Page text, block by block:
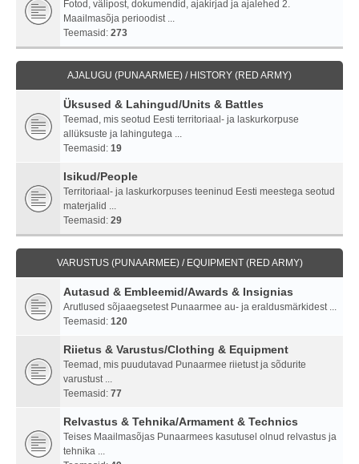
Fotod, välipost, dokumendid, ajakirjad ja ajalehed 2.
Maailmasõja perioodist ...
Teemasid: 273
AJALUGU (PUNAARMEE) / HISTORY (RED ARMY)
Üksused & Lahingud/Units & Battles
Teemad, mis seotud Eesti territoriaal- ja laskurkorpuse
allüksuste ja lahingutega ...
Teemasid: 19
Isikud/People
Territoriaal- ja laskurkorpuses teeninud Eesti meestega seotud
materjalid ...
Teemasid: 29
VARUSTUS (PUNAARMEE) / EQUIPMENT (RED ARMY)
Autasud & Embleemid/Awards & Insignias
Arutlused sõjaaegsetest Punaarmee au- ja eraldusmärkidest ...
Teemasid: 120
Riietus & Varustus/Clothing & Equipment
Teemad, mis puudutavad Punaarmee riietust ja sõdurite
varustust ...
Teemasid: 77
Relvastus & Tehnika/Armament & Technics
Teises Maailmasõjas Punaarmees kasutusel olnud relvastus ja
tehnika ...